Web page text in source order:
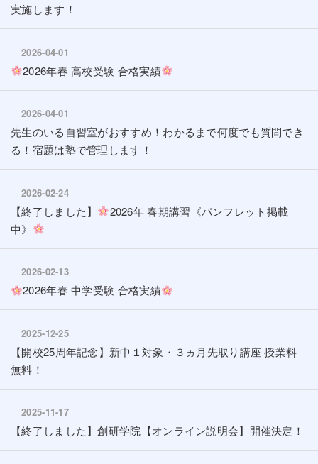
実施します！
2026-04-01
2026年春 高校受験 合格実績
2026-04-01
先生のいる自習室がおすすめ！わかるまで何度でも質問でき
る！宿題は塾で管理します！
2026-02-24
【終了しました】
2026年 春期講習《パンフレット掲載
中》
2026-02-13
2026年春 中学受験 合格実績
2025-12-25
【開校25周年記念】新中１対象・３ヵ月先取り講座 授業料
無料！
2025-11-17
【終了しました】創研学院【オンライン説明会】開催決定！